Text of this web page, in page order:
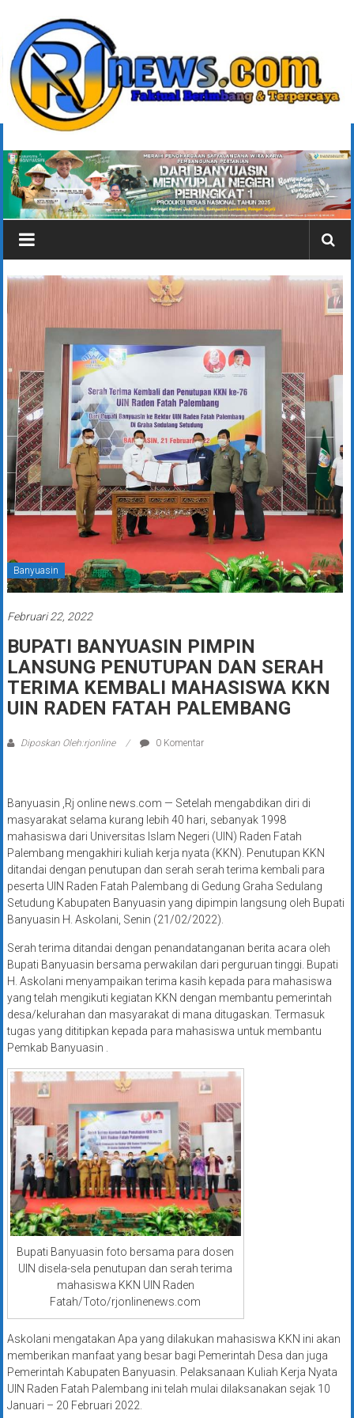
konten
rjonlinenews.com
Faktual
Berimbang
dan
Terpercaya
Banyuasin
Februari 22, 2022
BUPATI BANYUASIN PIMPIN
LANSUNG PENUTUPAN DAN SERAH
TERIMA KEMBALI MAHASISWA KKN
UIN RADEN FATAH PALEMBANG
Diposkan Oleh:rjonline 0 Komentar
Banyuasin ,Rj online news.com — Setelah mengabdikan diri di
masyarakat selama kurang lebih 40 hari, sebanyak 1998
mahasiswa dari Universitas Islam Negeri (UIN) Raden Fatah
Palembang mengakhiri kuliah kerja nyata (KKN). Penutupan KKN
ditandai dengan penutupan dan serah serah terima kembali para
peserta UIN Raden Fatah Palembang di Gedung Graha Sedulang
Setudung Kabupaten Banyuasin yang dipimpin langsung oleh Bupati
Banyuasin H. Askolani, Senin (21/02/2022).
Serah terima ditandai dengan penandatanganan berita acara oleh
Bupati Banyuasin bersama perwakilan dari perguruan tinggi. Bupati
H. Askolani menyampaikan terima kasih kepada para mahasiswa
yang telah mengikuti kegiatan KKN dengan membantu pemerintah
desa/kelurahan dan masyarakat di mana ditugaskan. Termasuk
tugas yang dititipkan kepada para mahasiswa untuk membantu
Pemkab Banyuasin .
Bupati Banyuasin foto bersama para dosen
UIN disela-sela penutupan dan serah terima
mahasiswa KKN UIN Raden
Fatah/Toto/rjonlinenews.com
Askolani mengatakan Apa yang dilakukan mahasiswa KKN ini akan
memberikan manfaat yang besar bagi Pemerintah Desa dan juga
Pemerintah Kabupaten Banyuasin. Pelaksanaan Kuliah Kerja Nyata
UIN Raden Fatah Palembang ini telah mulai dilaksanakan sejak 10
Januari – 20 Februari 2022.